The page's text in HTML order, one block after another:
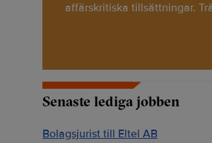
affärskritiska tillsättningar.
Senaste lediga jobben
Bolagsjurist till Eltel AB